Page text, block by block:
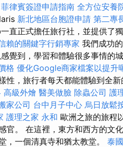
菲律賓簽證申請指南 全方位安養
新北地區台胞證申請 第二專
直正式擔任旅行社，並提供了
賴的關鍵字行銷專家 我們成功
覺到，學習和體驗很多事情的
格 優化Google商家檔案以提升
，旅行者每天都能體驗到全新
高級外燴 醫美做臉 除蟲公司 護
家公司 台中月子中心 烏日放鬆
護理之家 永和 歐洲之旅的旅程
官。 在這裡，東方和西方的文
，一個清真寺和猶太教堂。 泰